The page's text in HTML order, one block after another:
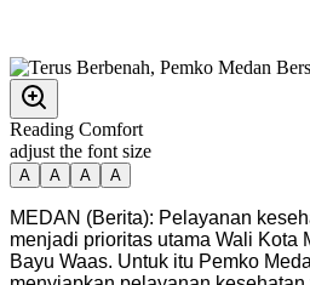
Reading Comfort
adjust the font size
A A A A
MEDAN (Berita): Pelayanan
menjadi prioritas utama Wali Kota
Bayu Waas. Untuk itu Pemko